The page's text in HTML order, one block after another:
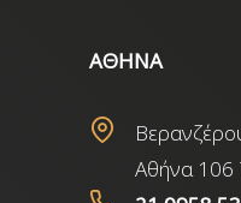
ΑΘΗΝΑ
Αθήνα 106